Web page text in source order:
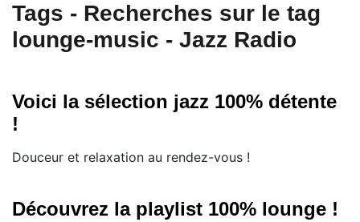
Tags - Recherches sur le tag
lounge-music - Jazz Radio
Voici la sélection jazz 100% détente
!
Douceur et relaxation au rendez-vous !
Découvrez la playlist 100% lounge !